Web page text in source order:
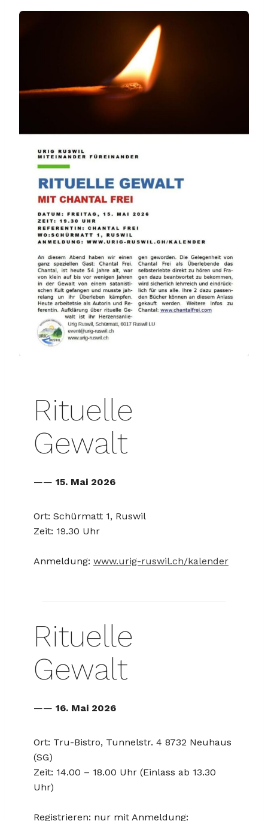
Rituelle
Gewalt
—— 15. Mai 2026
Ort: Schürmatt 1, Ruswil
Zeit: 19.30 Uhr
Anmeldung: www.urig-ruswil.ch/kalender
Rituelle
Gewalt
—— 16. Mai 2026
Ort: Tru-Bistro, Tunnelstr. 4 8732 Neuhaus
(SG)
Zeit: 14.00 – 18.00 Uhr (Einlass ab 13.30
Uhr)
Registrieren: nur mit Anmeldung: